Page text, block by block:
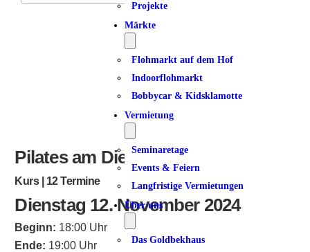
Projekte
Märkte
Flohmarkt auf dem Hof
Indoorflohmarkt
Bobbycar & Kidsklamotte
Vermietung
Seminaretage
Events & Feiern
Langfristige Vermietungen
Über uns
Das Goldbekhaus
ICS herunterladen
Google Kalender
iCalendarOffice 365
Pilates am Dienstag
Kurs | 12 Termine
Dienstag 12. November 2024
Beginn: 18:00 Uhr
Ende: 19:00 Uhr